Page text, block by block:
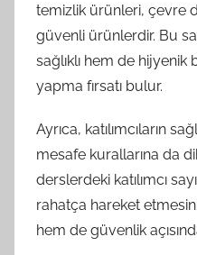
temizlik ürünleri, çevre
güvenli ürünlerdir. Bu
sağlıklı hem de
yapma fırsatı bulur.
Ayrıca, katılımcıların
mesafe kurallarına da
derslerdeki katılımcı
rahatça hareket
hem de güvenlik